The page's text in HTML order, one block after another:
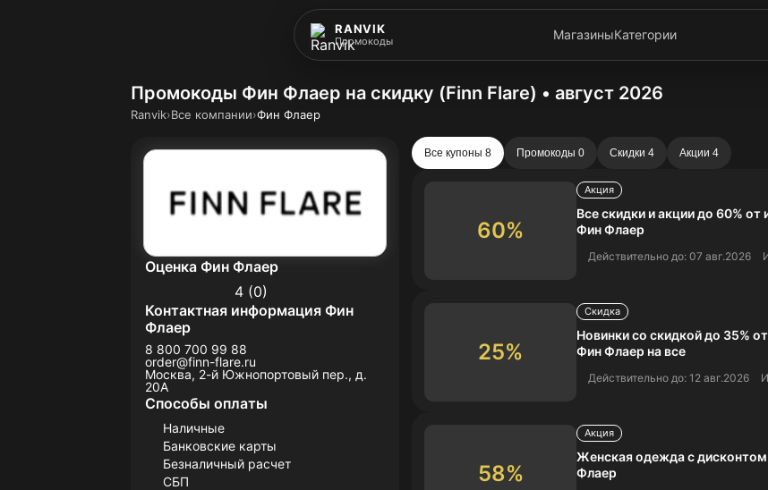
RANVIK
Промокоды МагазиныКатегории
Промокоды Фин Флаер на скидку (Finn Flare) • август 2026
Ranvik›Все компании›Фин Флаер
Оценка Фин Флаер
4 (0)
Контактная информация Фин
Флаер
8 800 700 99 88
order@finn-flare.ru
Москва, 2-й Южнопортовый пер., д.
20А
Способы оплаты
Наличные
Банковские карты
Безналичный расчет
СБП
Все купоны 8 Промокоды 0 Скидки 4 Акции 4
60%
Акция
Все скидки и акции до 60% от
Фин Флаер
Действительно до: 07 авг.2026
25%
Скидка
Новинки со скидкой до 35%
Фин Флаер на все
Действительно до: 12 авг.2026
58%
Акция
Женская одежда с
Флаер